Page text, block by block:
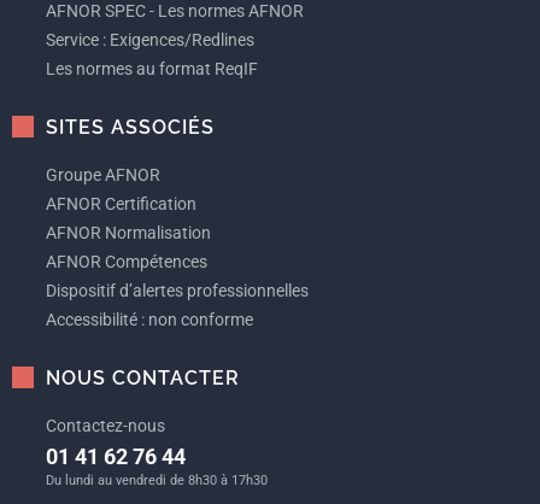
AFNOR SPEC - Les normes AFNOR
Service : Exigences/Redlines
Les normes au format ReqIF
SITES ASSOCIÉS
Groupe AFNOR
AFNOR Certification
AFNOR Normalisation
AFNOR Compétences
Dispositif d’alertes professionnelles
Accessibilité : non conforme
NOUS CONTACTER
Contactez-nous
01 41 62 76 44
Du lundi au vendredi de 8h30 à 17h30